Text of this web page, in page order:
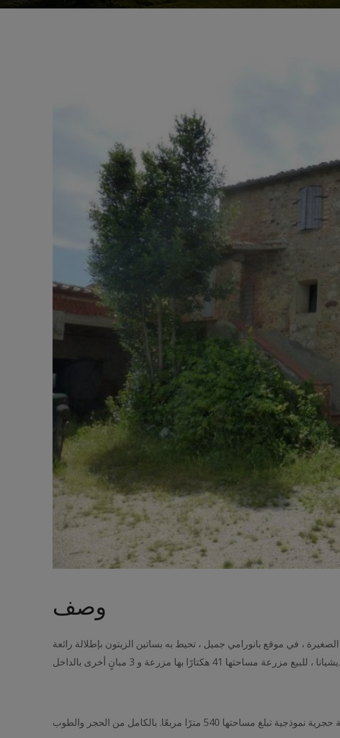
وصف
، في موقع بانورامي جميل ، تحيط به بساتين الزيتون بإطلالة رائعة
540 مترًا مربعًا. بالكامل من الحجر والطوب